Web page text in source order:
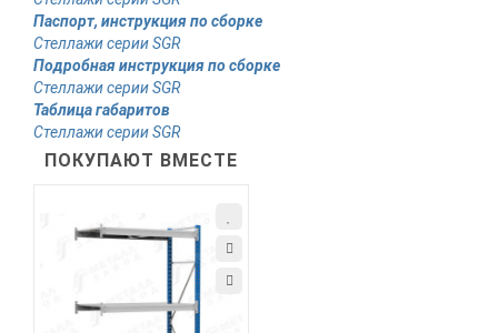
Паспорт, инструкция по сборке
Стеллажи серии SGR
Подробная инструкция по сборке
Стеллажи серии SGR
Таблица габаритов
Стеллажи серии SGR
ПОКУПАЮТ ВМЕСТЕ